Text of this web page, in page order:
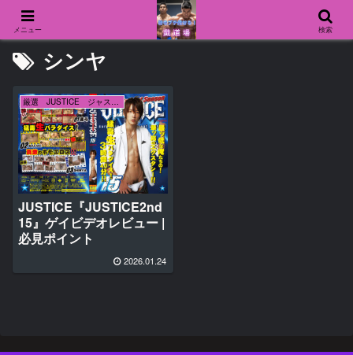
シンヤ
厳選 JUSTICE ジャスティス
JUSTICE『JUSTICE2nd
15』ゲイビデオレビュー |
必見ポイント
2026.01.24
メニュー 検索